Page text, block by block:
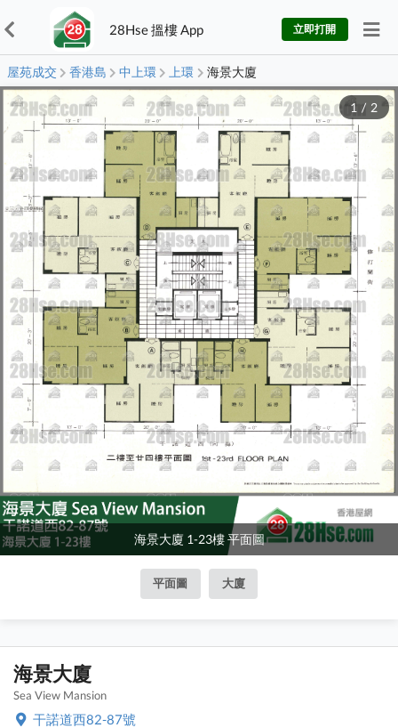
28Hse 搵樓 App 立即打開
屋苑成交 香港島 中上環 上環 海景大廈
海景大廈 1-23樓 平面圖
1 / 2
平面圖 大廈
海景大廈
Sea View Mansion
干諾道西82-87號